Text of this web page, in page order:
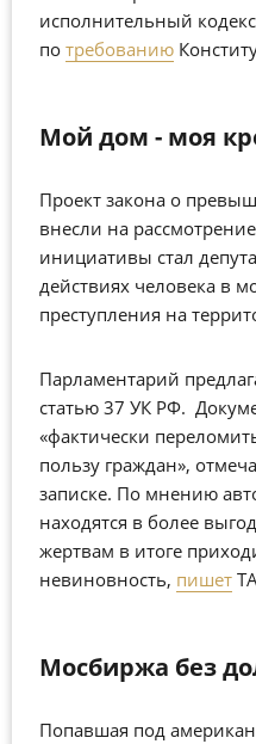
исполнительный
по требованию
Мой дом - моя
Проект закона о
внесли на
инициативы стал
действиях человека в
преступления на
Парламентарий
статью 37 УК РФ.
«фактически
пользу граждан»,
записке. По мнению
находятся в более
жертвам в итоге
невиновность, пишет
Мосбиржа без
Попавшая под